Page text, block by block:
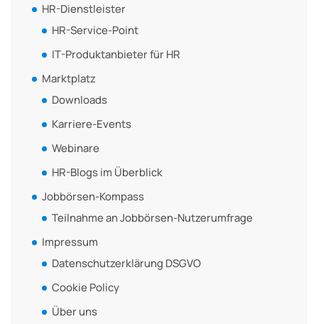
HR-Dienstleister
HR-Service-Point
IT-Produktanbieter für HR
Marktplatz
Downloads
Karriere-Events
Webinare
HR-Blogs im Überblick
Jobbörsen-Kompass
Teilnahme an Jobbörsen-Nutzerumfrage
Impressum
Datenschutzerklärung DSGVO
Cookie Policy
Über uns